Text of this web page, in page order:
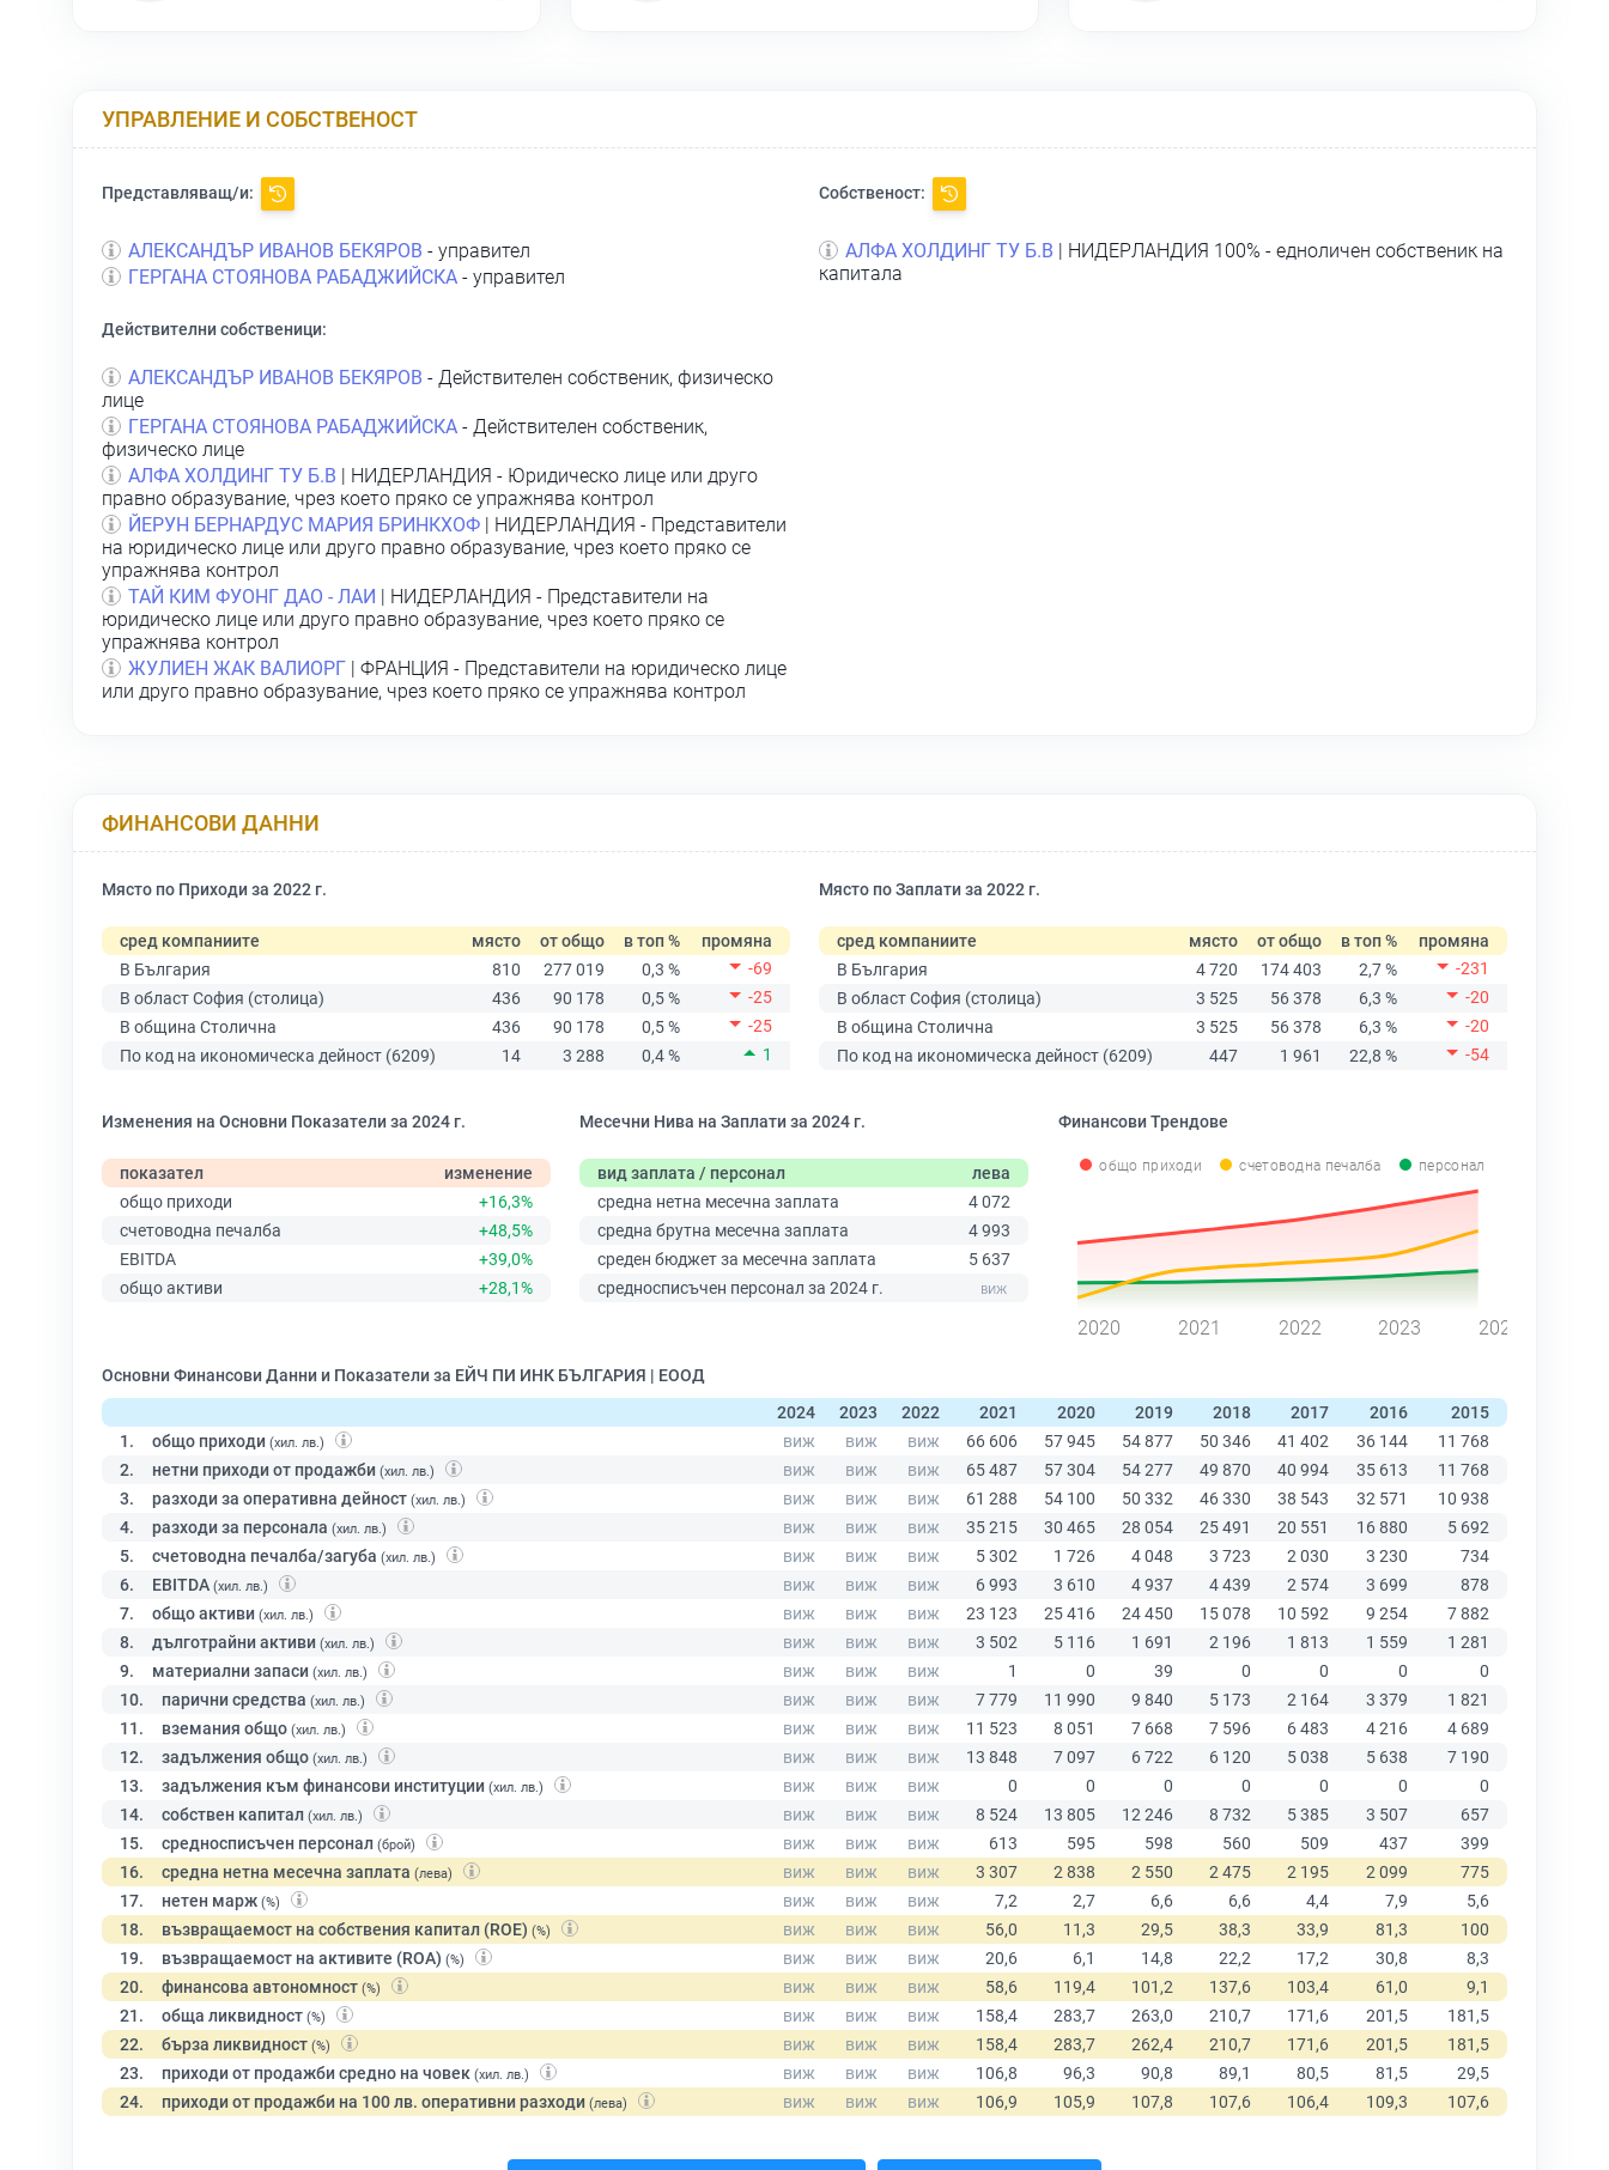
УПРАВЛЕНИЕ И СОБСТВЕНОСТ
Представляващ/и:
АЛЕКСАНДЪР ИВАНОВ БЕКЯРОВ - управител
ГЕРГАНА СТОЯНОВА РАБАДЖИЙСКА - управител
Собственост:
АЛФА ХОЛДИНГ ТУ Б.В | НИДЕРЛАНДИЯ 100% - едноличен собственик на
капитала
Действителни собственици:
АЛЕКСАНДЪР ИВАНОВ БЕКЯРОВ - Действителен собственик, физическо
лице
ГЕРГАНА СТОЯНОВА РАБАДЖИЙСКА - Действителен собственик,
физическо лице
АЛФА ХОЛДИНГ ТУ Б.В | НИДЕРЛАНДИЯ - Юридическо лице или друго
правно образувание, чрез което пряко се упражнява контрол
ЙЕРУН БЕРНАРДУС МАРИЯ БРИНКХОФ | НИДЕРЛАНДИЯ - Представители
на юридическо лице или друго правно образувание, чрез което пряко се
упражнява контрол
ТАЙ КИМ ФУОНГ ДАО - ЛАИ | НИДЕРЛАНДИЯ - Представители на
юридическо лице или друго правно образувание, чрез което пряко се
упражнява контрол
ЖУЛИЕН ЖАК ВАЛИОРГ | ФРАНЦИЯ - Представители на юридическо лице
или друго правно образувание, чрез което пряко се упражнява контрол
ФИНАНСОВИ ДАННИ
Място по Приходи за 2022 г.
сред компаниите място от общо в топ %
промяна
В България
810 277 019 0,3 %
-69
В област София (столица)
436 90 178 0,5 %
-25
В община Столична
436 90 178 0,5 %
-25
По код на икономическа дейност (6209)
14 3 288 0,4 % 1
Място по Заплати за 2022 г.
сред компаниите място от общо в топ %
промяна
В България
4 720 174 403 2,7 %
-231
В област София (столица)
3 525 56 378 6,3 %
-20
В община Столична
3 525 56 378 6,3 %
-20
По код на икономическа дейност (6209)
447 1 961 22,8 % -54
Изменения на Основни Показатели за 2024 г.
показател
изменение
общо приходи
+16,3%
счетоводна печалба
+48,5%
EBITDA
+39,0%
общо активи
+28,1%
Месечни Нива на Заплати за 2024 г.
вид заплата / персонал
лева
средна нетна месечна заплата
4 072
средна брутна месечна заплата
4 993
среден бюджет за месечна заплата
5 637
средносписъчен персонал за 2024 г.
Финансови Трендове
общо приходи счетоводна печалба персонал
2020 2021 2022 2023 2024
Основни Финансови Данни и Показатели за ЕЙЧ ПИ ИНК БЪЛГАРИЯ | ЕООД
2024
2023 2022 2021 2020 2019 2018 2017 2016
2015
1.
общо приходи (хил. лв.)
2. нетни приходи от продажби (хил. лв.)
3. разходи за оперативна дейност (хил. лв.)
4. разходи за персонала (хил. лв.)
5. счетоводна печалба/загуба (хил. лв.)
6. EBITDA (хил. лв.)
7. общо активи (хил. лв.)
8. дълготрайни активи (хил. лв.)
9. материални запаси (хил. лв.)
10. парични средства (хил. лв.)
11. вземания общо (хил. лв.)
12. задължения общо (хил. лв.)
13. задължения към финансови институции (хил. лв.)
14. собствен капитал (хил. лв.)
15. средносписъчен персонал (брой)
16. средна нетна месечна заплата (лева)
17. нетен марж (%)
18. възвращаемост на собствения капитал (ROE) (%)
19. възвращаемост на активите (ROA) (%)
20. финансова автономност (%)
21. обща ликвидност (%)
22. бърза ликвидност (%)
23. приходи от продажби средно на човек (хил. лв.)
24. приходи от продажби на 100 лв. оперативни разходи (лева)